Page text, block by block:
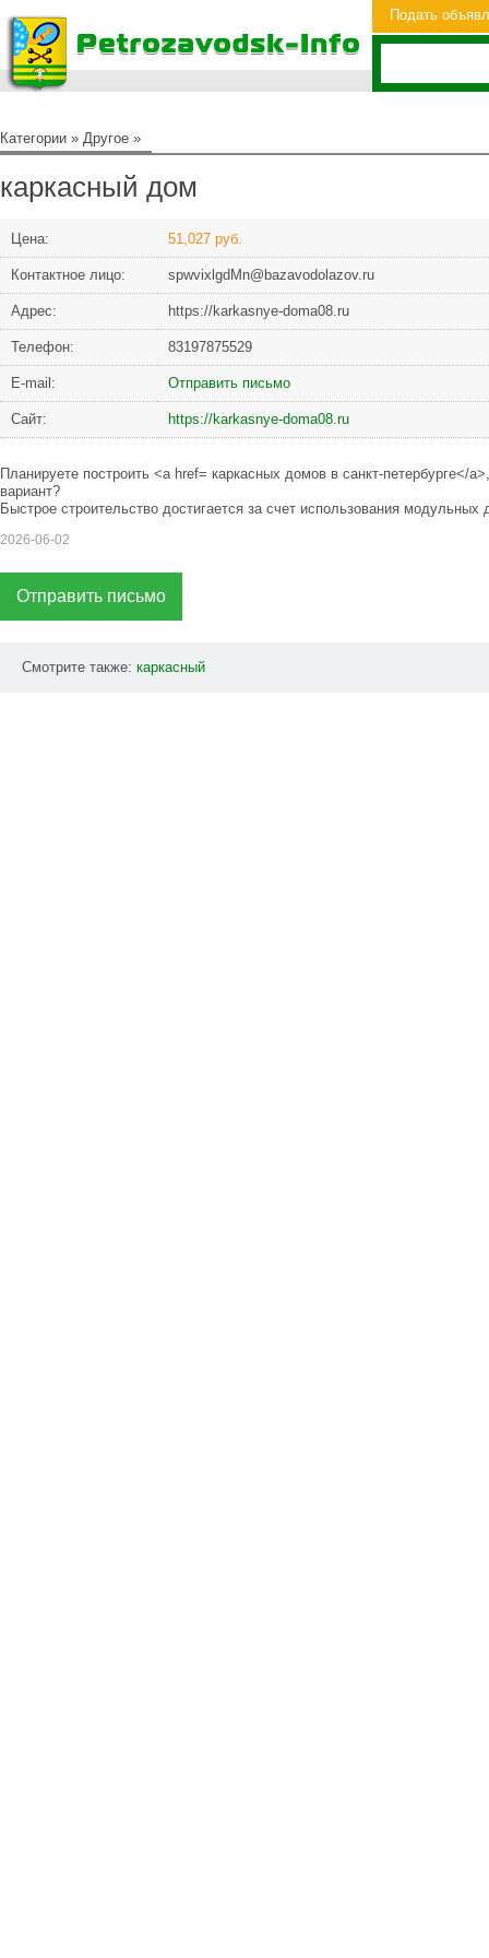
Подать
Категории » Другое »
каркасный дом
Цена: 51,027 руб.
Контактное лицо: spwvixlgdMn@bazavodolazov.ru
Адрес: https://karkasnye-doma08.ru
Телефон: 83197875529
Е-mail: Отправить письмо
Сайт: https://karkasnye-doma08.ru
Планируете построить <a href= каркасных домов в санкт-петербурге</
вариант?
Быстрое строительство достигается за счет использования модульных
2026-06-02
Отправить письмо
Смотрите также: каркасный